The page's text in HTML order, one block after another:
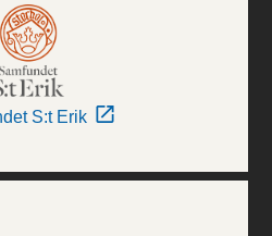
S:t Erik